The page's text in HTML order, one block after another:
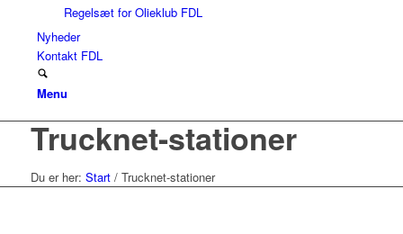
Regelsæt for Olieklub FDL
Nyheder
Kontakt FDL
Menu
Trucknet-stationer
Du er her: Start / Trucknet-stationer